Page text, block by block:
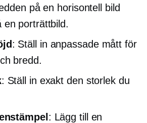
på en horisontell bild
en porträttbild.
: Ställ in anpassade mått för
bredd.
: Ställ in exakt den storlek du
: Lägg till en